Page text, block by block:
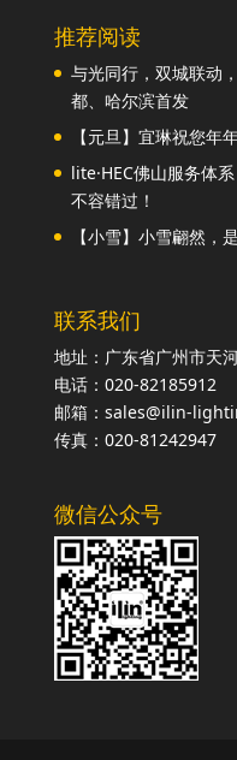
推荐阅读
与光同行，双城联动
都、哈尔滨首发
【元旦】宜琳祝您年
lite·HEC佛山服务体
不容错过！
【小雪】小雪翩然，
联系我们
地址：广东省广州市天
电话：020-82185912
邮箱：sales@ilin-
传真：020-81242947
微信公众号